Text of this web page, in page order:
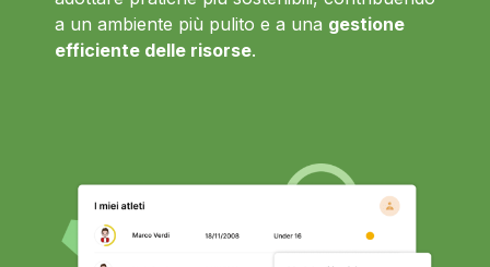
a un ambiente più pulito e a una gestione
efficiente delle risorse.